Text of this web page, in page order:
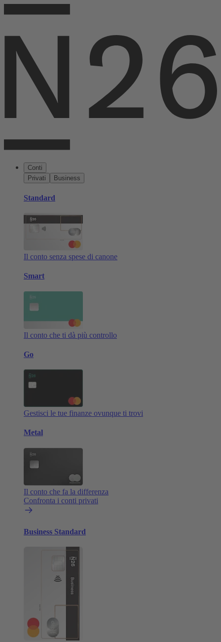
Conti
Privati
Business
Standard
Il conto senza spese di canone
Smart
Il conto che ti dà più controllo
Go
Gestisci le tue finanze ovunque ti trovi
Metal
Il conto che fa la differenza
Confronta i conti privati
Business Standard